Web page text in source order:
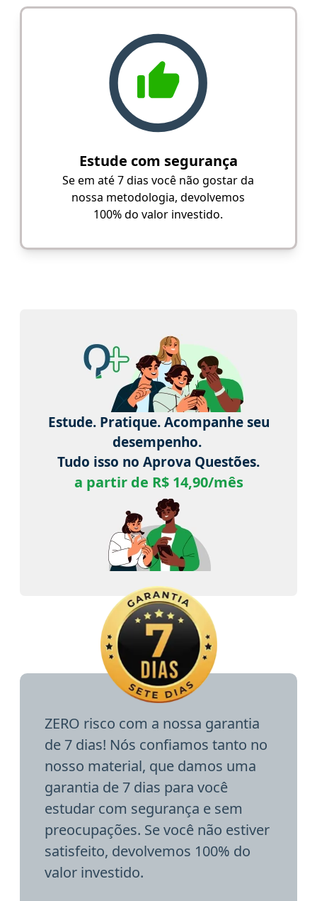
Estude com segurança
Se em até 7 dias você não gostar da
nossa metodologia, devolvemos
100% do valor investido.
Estude. Pratique. Acompanhe seu
desempenho.
Tudo isso no Aprova Questões.
a partir de R$ 14,90/mês
ZERO risco com a nossa garantia
de 7 dias! Nós confiamos tanto no
nosso material, que damos uma
garantia de 7 dias para você
estudar com segurança e sem
preocupações. Se você não estiver
satisfeito, devolvemos 100% do
valor investido.